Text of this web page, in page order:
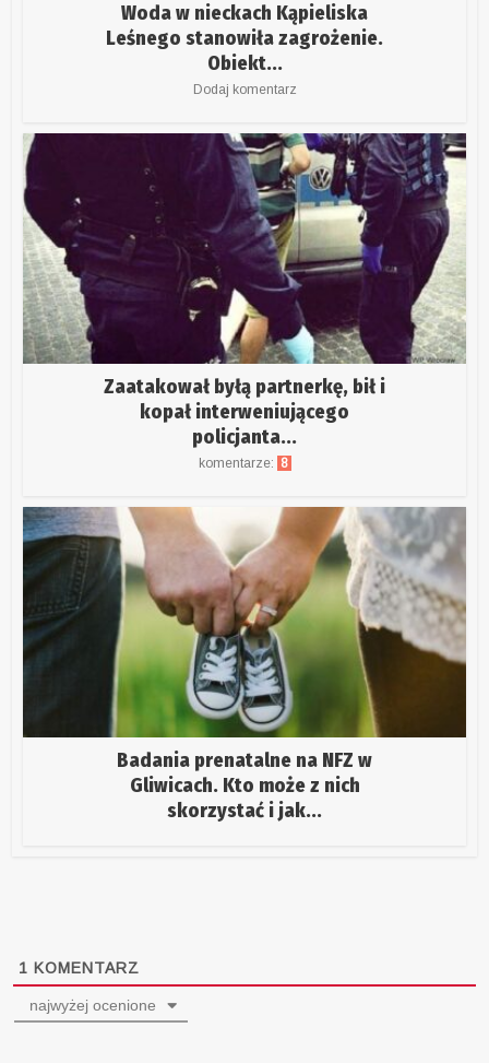
Woda w nieckach Kąpieliska
Leśnego stanowiła zagrożenie.
Obiekt...
Dodaj komentarz
Zaatakował byłą partnerkę, bił i
kopał interweniującego
policjanta...
komentarze: 8
Badania prenatalne na NFZ w
Gliwicach. Kto może z nich
skorzystać i jak...
1 KOMENTARZ
najwyżej ocenione